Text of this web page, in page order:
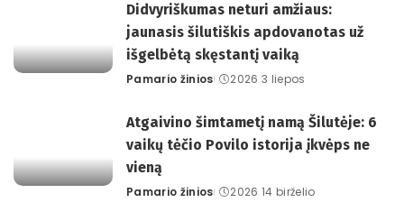
Didvyriškumas neturi amžiaus:
jaunasis šilutiškis apdovanotas už
išgelbėtą skęstantį vaiką
Posted
Pamario žinios 2026 3 liepos
Atgaivino šimtametį namą Šilutėje: 6
vaikų tėčio Povilo istorija įkvėps ne
vieną
Posted
Pamario žinios 2026 14 birželio